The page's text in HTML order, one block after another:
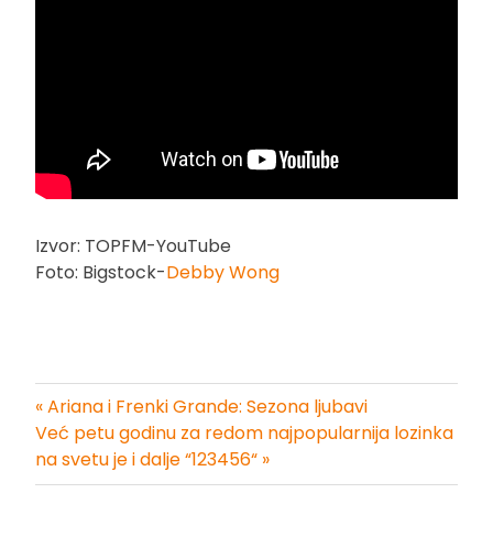
Izvor: TOPFM-YouTube
Foto: Bigstock-Debby Wong
Kretanje
članka
« Ariana i Frenki Grande: Sezona ljubavi
Već petu godinu za redom najpopularnija lozinka
na svetu je i dalje “123456“ »